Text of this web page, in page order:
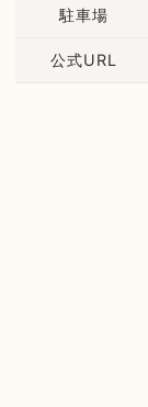
駐車場
公式URL